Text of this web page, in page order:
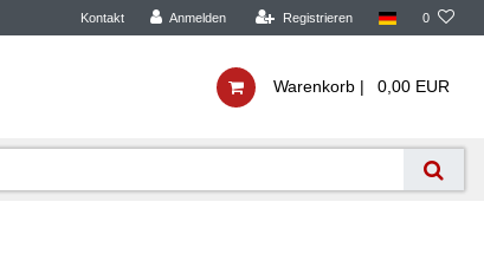
Kontakt Anmelden Registrieren 0
Warenkorb | 0,00 EUR